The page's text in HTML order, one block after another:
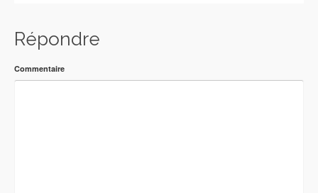
Répondre
Commentaire